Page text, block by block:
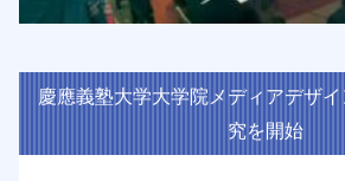
慶應義塾大学大学院メディアデザ
究を開始